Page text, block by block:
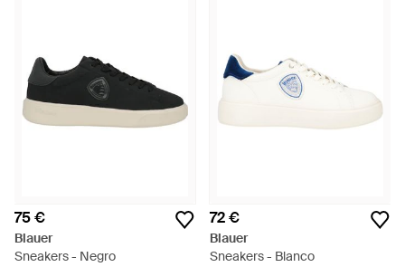
75 €
Blauer
Sneakers - Negro
72 €
Blauer
Sneakers - Blanco